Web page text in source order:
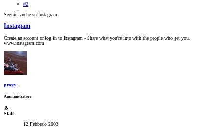
#2
Seguici anche su Instagram
Instagram
Create an account or log in to Instagram - Share what you're into with the people who get you.
www.instagram.com
proxy
Amministratore
Staff
12 Febbraio 2003